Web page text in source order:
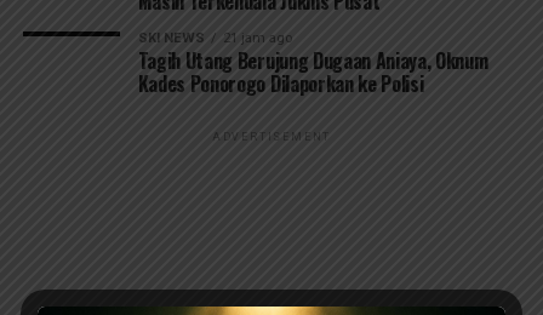
SKI NEWS 21 jam ago
Tagih Utang Berujung Dugaan Aniaya, Oknum
Kades Ponorogo Dilaporkan ke Polisi
ADVERTISEMENT